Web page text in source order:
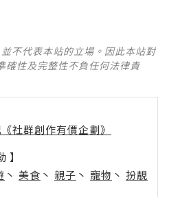
不代表本站的立場。因此本站對
確性及完整性不負任何法律責
社群創作有價企劃》
】
丶 美食 丶 親子 丶 寵物 丶 扮靚